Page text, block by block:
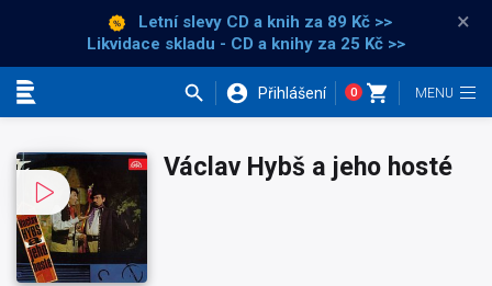
Letní slevy CD a knih za 89 Kč >>
Likvidace skladu - CD a knihy za 25 Kč >>
×
Přihlášení 0
Václav Hybš a jeho hosté